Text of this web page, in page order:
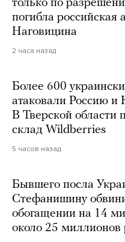
только по
погибла российская
Наговицина
2 часа назад
Более 600
атаковали Россию и
В Тверской области
склад Wildberries
5 часов назад
Бывшего посла
Стефанишину
обогащении на 14
около 25 миллионов